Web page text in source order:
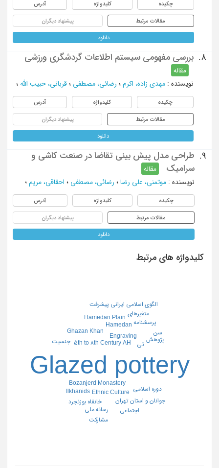
چکیده کلیدواژه آدرس
مقالات مرتبط پیشنهاد دیگران
دانلود
8. بررسی مفهومی سیستم اطلاعات گردشگری ورزشی
مقاله
نویسنده : مهدی زاده، اکرم ؛ رضائی، مصطفی ؛ قربانی، حبیب الله ؛
چکیده کلیدواژه آدرس
مقالات مرتبط پیشنهاد دیگران
دانلود
9.
طراحی مدل پیش بینی تقاضا در صنعت کاشی و
سرامیک
مقاله
نویسنده : موتمنی، علی رضا ؛ رضائی، مصطفی ؛ احقاقی، مریم ؛
چکیده کلیدواژه آدرس
مقالات مرتبط پیشنهاد دیگران
دانلود
کلیدواژه های مرتبط
Glazed pottery
5th to 8th Century AH
Bozanjerd Monastery
Engraving
Ethnic Culture
Ghazan Khan
Hamedan
Hamedan Plain
Ilkhanids
جوانان و استان تهران
خانقاه بوزنجرد
دوره اسلامی
رسانه ملی اجتماعى
الگوی اسلامی ایرانی پیشرفت
پرسشنامه
پژوهش
تی جنسیت
سن
متغیرهای
مشارکت